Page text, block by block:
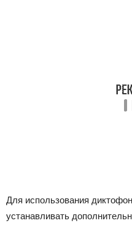
Для использования
устанавливать